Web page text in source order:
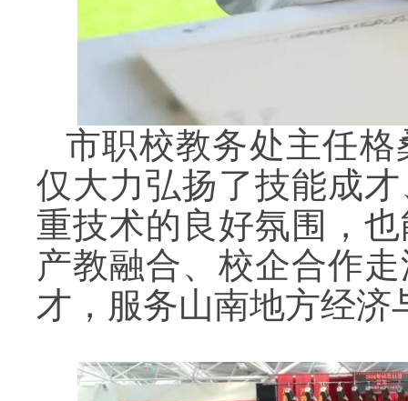
市职校教务处主任
仅大力弘扬了技能成
重技术的良好氛围，
产教融合、校企合作
才，服务山南地方经济